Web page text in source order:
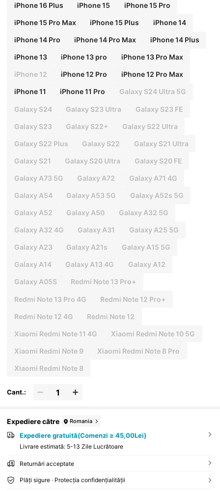
iPhone 16 Plus iPhone 15 iPhone 15 Pro
iPhone 15 Pro Max iPhone 15 Plus iPhone 14
iPhone 14 Pro iPhone 14 Pro Max iPhone 14 Plus
iPhone 13 iPhone 13 pro iPhone 13 Pro Max
iPhone 12 iPhone 12 Pro iPhone 12 Pro Max
iPhone 11 iPhone 11 Pro Galaxy S24 Ultra 5G
Galaxy S24 Galaxy S23 Ultra Galaxy S23 FE
Galaxy S23 Galaxy S22+ Galaxy S22 Ultra
Galaxy S22 Plus Galaxy S22 Galaxy S21 Ultra
Galaxy S21 Galaxy S20 Ultra Galaxy S20 FE
Galaxy A73 5G Galaxy A72 Galaxy A71 4G
Galaxy A54 Galaxy A53 5G Galaxy A52s 5G
Galaxy A52 Galaxy A50 Galaxy A32 5G
Galaxy A32 4G Galaxy A31 Galaxy A25 5G
Galaxy A23 Galaxy A21s Galaxy A15 5G
Galaxy A14 Galaxy A13 4G Galaxy A12
Galaxy A05S Redmi Note 13 Pro+
Redmi Note 13 Pro 4G Redmi Note 12 Pro+
Redmi Note 12 4G Redmi Note 12
Xiaomi Redmi Note 11 4G Xiaomi Redmi Note 10 5G
Xiaomi Redmi Note 9 Xiaomi Redmi Note 8 Pro
Xiaomi Redmi Note 8
Cant.:
Expediere către Romania
Expediere gratuită(Comenzi ≥ 45,00Lei)
Livrare estimată: 5-13 Zile Lucrătoare
Returnări acceptate
Plăți sigure · Protecția confidențialității